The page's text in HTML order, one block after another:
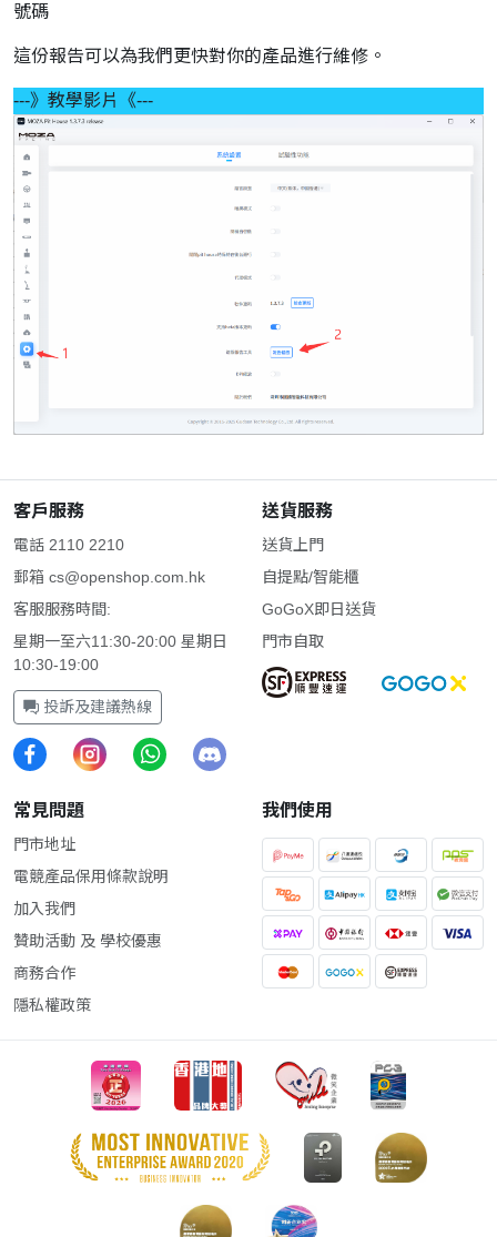
號碼
這份報告可以為我們更快對你的產品進行維修。
---》教學影片《---
客戶服務
電話 2110 2210
郵箱 cs@openshop.com.hk
客服服務時間:
星期一至六11:30-20:00 星期日
10:30-19:00
投訴及建議熱線
送貨服務
送貨上門
自提點/智能櫃
GoGoX即日送貨
門市自取
常見問題
門市地址
電競產品保用條款說明
加入我們
贊助活動 及 學校優惠
商務合作
隱私權政策
我們使用